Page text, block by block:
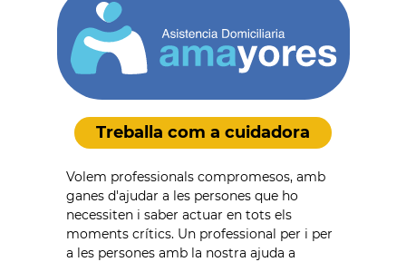
Treballa com a cuidadora
Volem professionals compromesos, amb
ganes d'ajudar a les persones que ho
necessiten i saber actuar en tots els
moments crítics. Un professional per i per
a les persones amb la nostra ajuda a